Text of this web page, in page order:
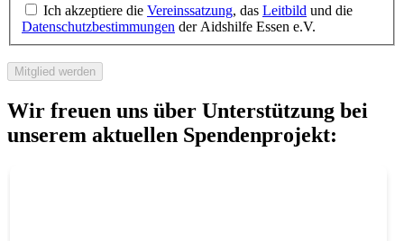
Ich akzeptiere die Vereinssatzung, das Leitbild und die
Datenschutzbestimmungen der Aidshilfe Essen e.V.
Mitglied werden
Wir freuen uns über Unterstützung bei
unserem aktuellen Spendenprojekt: